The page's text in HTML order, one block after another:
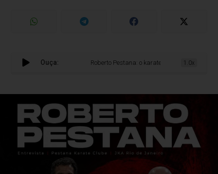
Ouça: Roberto Pestana: o karate como legado, disciplina e
1.0x